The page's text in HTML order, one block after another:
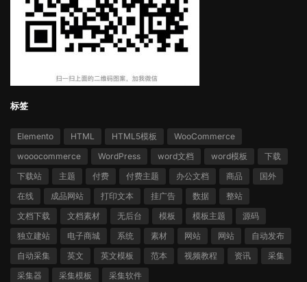
标签
Elemento HTML HTML5模板
WooCommerce
wooocommerce
WordPress word文档 word模板
下载
下载站
主题 付费 付费主题 办公文档 商品
国外
在线
成品网站 打印文本 挂广告 数据
整站
文档下载
文档素材 无后台 模板 模板主题
源码
独立建站
电子商城 系统 素材 网站 网站
自动发布
自动采集
英文 英文模板 范本 视频教程 资讯
采集
采集器
采集模板 采集软件